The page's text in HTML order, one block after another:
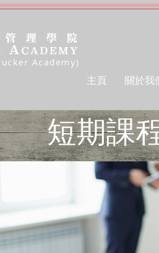
Academy)
主頁 關於我
短期課